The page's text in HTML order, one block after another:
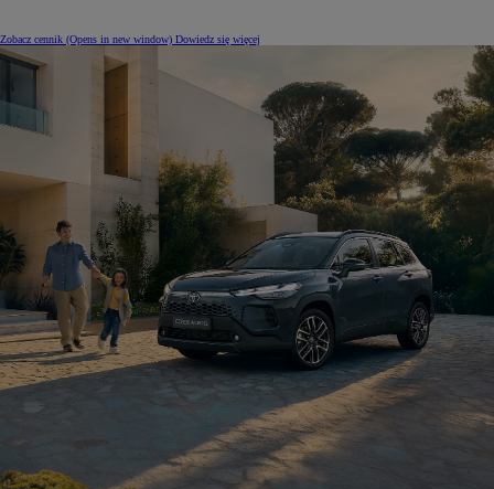
Zobacz cennik (Opens in new window) Dowiedz się więcej